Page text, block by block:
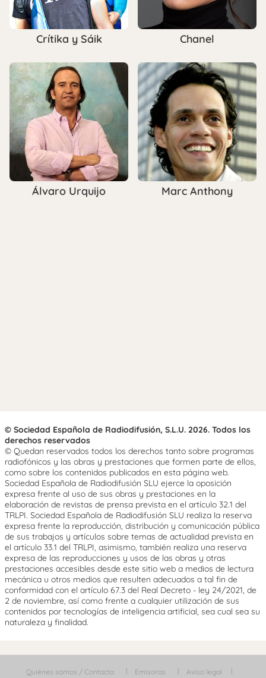
Crítika y Sáik Chanel
Álvaro Urquijo Marc Anthony
© Sociedad Española de Radiodifusión, S.L.U. 2026. Todos los
derechos reservados
© Quedan reservados todos los derechos tanto sobre programas
radiofónicos y las obras y prestaciones que formen parte de ellos,
como sobre los contenidos publicados en esta página web.
Sociedad Española de Radiodifusión SLU ejerce la oposición
expresa frente al uso de sus obras y prestaciones en la
elaboración de revistas de prensa prevista en el artículo 32.1 del
TRLPI. Sociedad Española de Radiodifusión SLU realiza la reserva
expresa frente la reproducción, distribución y comunicación pública
de sus trabajos y artículos sobre temas de actualidad prevista en
el artículo 33.1 del TRLPI, asimismo, también realiza una reserva
expresa de las reproducciones y usos de las obras y otras
prestaciones accesibles desde este sitio web a medios de lectura
mecánica u otros medios que resulten adecuados a tal fin de
conformidad con el artículo 67.3 del Real Decreto - ley 24/2021, de
2 de noviembre, así como frente a cualquier utilización de sus
contenidos por tecnologías de inteligencia artificial, sea cual sea su
naturaleza y finalidad.
Quiénes somos / Contacta Emisoras Aviso legal